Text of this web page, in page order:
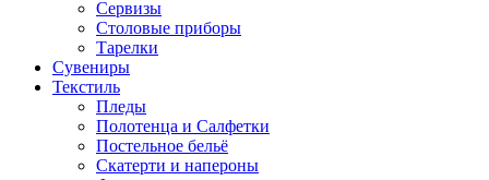
Сервизы
Столовые приборы
Тарелки
Сувениры
Текстиль
Пледы
Полотенца и Салфетки
Постельное бельё
Скатерти и напероны